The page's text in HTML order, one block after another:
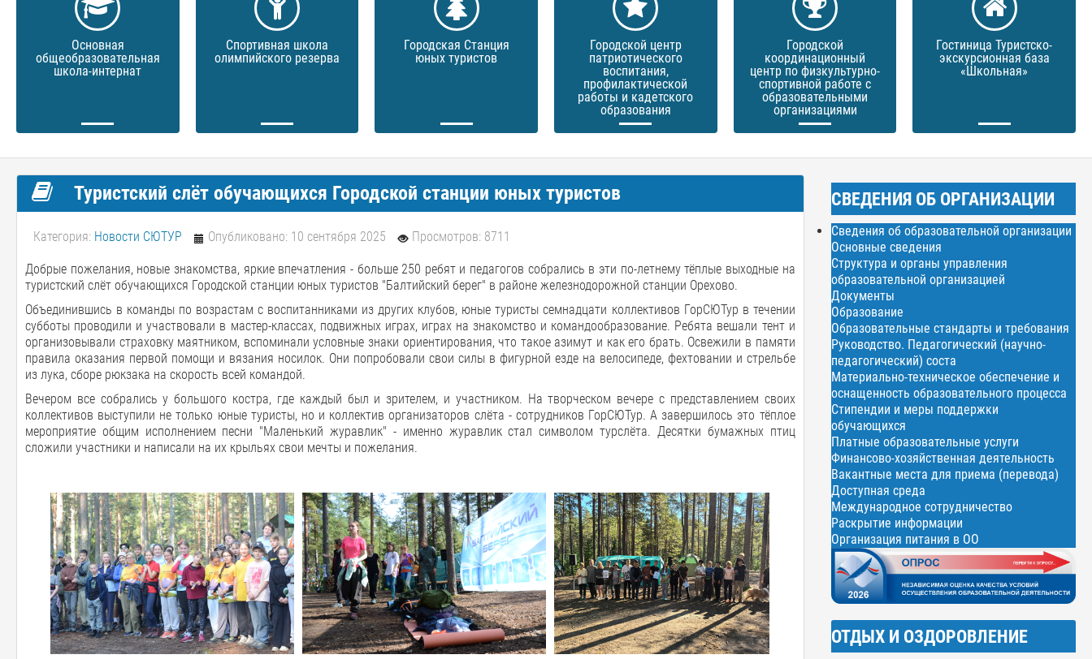
Основная
общеобразовательная
школа-интернат
Спортивная школа
олимпийского резерва
Городская Станция
юных туристов
Городской центр
патриотического
воспитания,
профилактической
работы и кадетского
образования
Городской
координационный
центр по физкультурно-
спортивной работе с
образовательными
организациями
Гостиница Туристско-
экскурсионная база
«Школьная»
Туристский слёт обучающихся Городской станции юных туристов
Категория: Новости СЮТУР Опубликовано: 10 сентября 2025 Просмотров: 8711
Добрые пожелания, новые знакомства, яркие впечатления - больше 250 ребят и педагогов собрались в эти по-летнему тёплые выходные на
туристский слёт обучающихся Городской станции юных туристов "Балтийский берег" в районе железнодорожной станции Орехово.
Объединившись в команды по возрастам с воспитанниками из других клубов, юные туристы семнадцати коллективов ГорСЮТур в течении
субботы проводили и участвовали в мастер-классах, подвижных играх, играх на знакомство и командообразование. Ребята вешали тент и
организовывали страховку маятником, вспоминали условные знаки ориентирования, что такое азимут и как его брать. Освежили в памяти
правила оказания первой помощи и вязания носилок. Они попробовали свои силы в фигурной езде на велосипеде, фехтовании и стрельбе
из лука, сборе рюкзака на скорость всей командой.
Вечером все собрались у большого костра, где каждый был и зрителем, и участником. На творческом вечере с представлением своих
коллективов выступили не только юные туристы, но и коллектив организаторов слёта - сотрудников ГорСЮТур. А завершилось это тёплое
мероприятие общим исполнением песни "Маленький журавлик" - именно журавлик стал символом турслёта. Десятки бумажных птиц
сложили участники и написали на их крыльях свои мечты и пожелания.
СВЕДЕНИЯ ОБ ОРГАНИЗАЦИИ
Сведения об образовательной организации
Основные сведения
Структура и органы управления
образовательной организацией
Документы
Образование
Образовательные стандарты и требования
Руководство. Педагогический (научно-
педагогический) соста
Материально-техническое обеспечение и
оснащенность образовательного процесса
Стипендии и меры поддержки
обучающихся
Платные образовательные услуги
Финансово-хозяйственная деятельность
Вакантные места для приема (перевода)
Доступная среда
Международное сотрудничество
Раскрытие информации
Организация питания в ОО
ОТДЫХ И ОЗДОРОВЛЕНИЕ